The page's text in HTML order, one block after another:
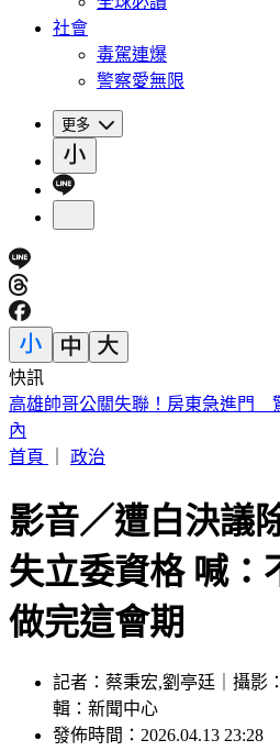
社會
毒駕連爆
警察愛無限
更多
快訊
晚起南部雨勢接力！專家曝「雨
和
首頁
政治
影音／遭白決議
失立委資格 喊：
做完這會期
記者：蔡秉宏,劉亭廷｜攝影
輯：新聞中心
發佈時間：2026.04.13 23:28